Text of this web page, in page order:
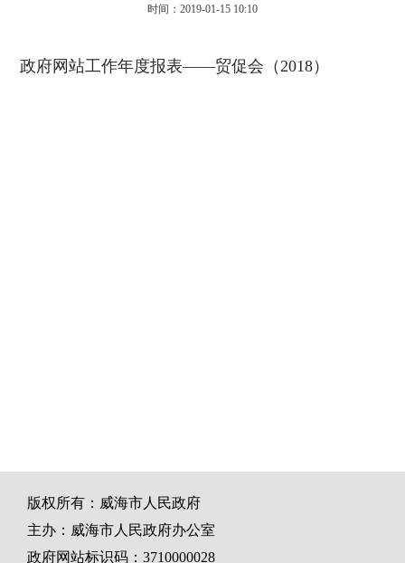
时间：2019-01-15 10:10
政府网站工作年度报表——贸促会（2018）
版权所有：威海市人民政府
主办：威海市人民政府办公室
政府网站标识码：3710000028